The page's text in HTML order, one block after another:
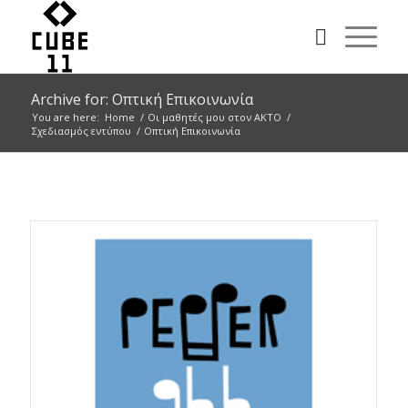
Archive for: Οπτική Επικοινωνία
You are here: Home / Οι μαθητές μου στον ΑΚΤΟ /
Σχεδιασμός εντύπου / Οπτική Επικοινωνία